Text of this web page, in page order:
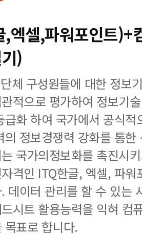
엑셀,파워포인트)+
)
체 구성원들에 대한 정보
적으로 평가하여 정보기
급화 하여 국가에서 공식
의 정보경쟁력 강화를 통
국가의정보화를 촉진시
격인 ITQ한글, 엑셀, 파
데이터 관리를 할 수 있는
시트 활용능력을 익혀 컴
목표로 합니다.